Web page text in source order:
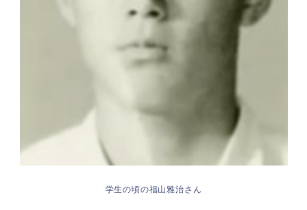
学生の頃の福山雅治さん